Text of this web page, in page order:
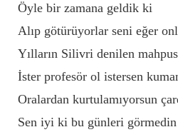
Öyle bir zamana geldik ki
Alıp götürüyorlar seni eğer
Yılların Silivri denilen
İster profesör ol istersen
Oralardan kurtulamıyorsun
Sen iyi ki bu günleri görmedin